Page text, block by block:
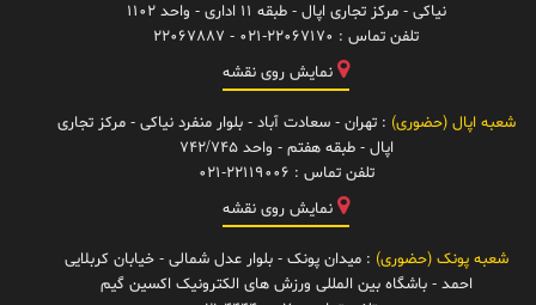
نیاکی - مرکز تجاری اپال - طبقه 11 اداری - واحد 1102
تلفن تماس : 021-22067170 - 22067887
نمایش روی نقشه
شعبه اپال (حضوری) : تهران - سعادت آباد - بلوار منفرد نیاکی - مرکز تجاری
اپال - طبقه هفتم - واحد 742/745
تلفن تماس : 021-22119006
نمایش روی نقشه
شعبه پونک (حضوری) : میدان پونک - بلوار عدل شمالی - خیابان کربلایی
احمد - باشگاه بین المللی ورزش های الکترونیک اکسین گیم